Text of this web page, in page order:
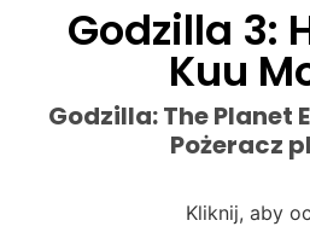
Godzilla 3:
Kuu
Godzilla: The Planet
Pożeracz
Kliknij, aby